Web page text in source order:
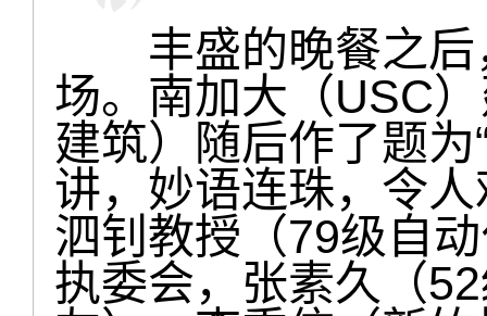
丰盛的晚餐之后
场。南加大（USC
建筑）随后作了题为
讲，妙语连珠，令
泗钊教授（79级自
执委会，张素久（